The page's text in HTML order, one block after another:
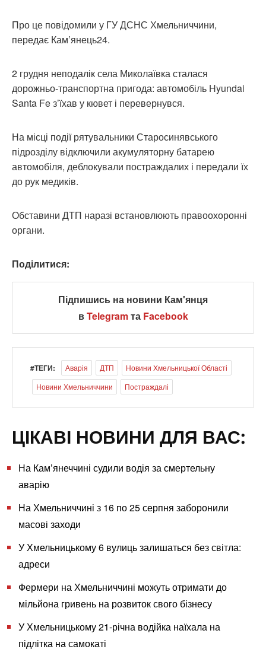
Про це повідомили у ГУ ДСНС Хмельниччини,
передає Кам’янець24.
2 грудня неподалік села Миколаївка сталася
дорожньо-транспортна пригода: автомобіль Hyundai
Santa Fe з’їхав у кювет і перевернувся.
На місці події рятувальники Старосинявського
підрозділу відключили акумуляторну батарею
автомобіля, деблокували постраждалих і передали їх
до рук медиків.
Обставини ДТП наразі встановлюють правоохоронні
органи.
Поділитися:
Підпишись на новини Кам'янця
вTelegramта Facebook
#ТЕГИ: Аварія ДТП
Новини Хмельницької Області
Новини Хмельниччини
Постраждалі
ЦІКАВІ НОВИНИ ДЛЯ ВАС:
На Кам’янеччині судили водія за смертельну
аварію
На Хмельниччині з 16 по 25 серпня заборонили
масові заходи
У Хмельницькому 6 вулиць залишаться без світла:
адреси
Фермери на Хмельниччині можуть отримати до
мільйона гривень на розвиток свого бізнесу
У Хмельницькому 21-річна водійка наїхала на
підлітка на самокаті